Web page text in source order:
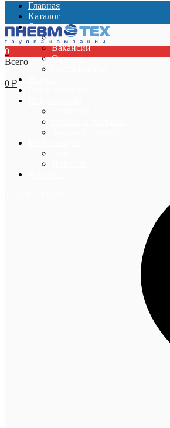
Главная
Каталог
О компании
О компании
Вакансии
Отзывы
0
Всего
0 ₽